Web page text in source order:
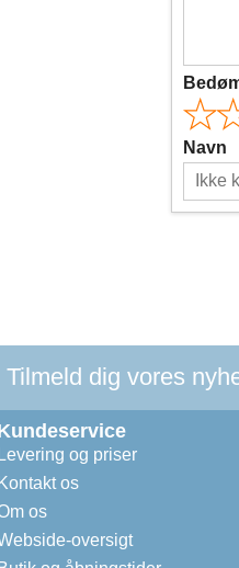
Navn
Tilmeld dig vores
Levering og priser
Kontakt os
os
oversigt